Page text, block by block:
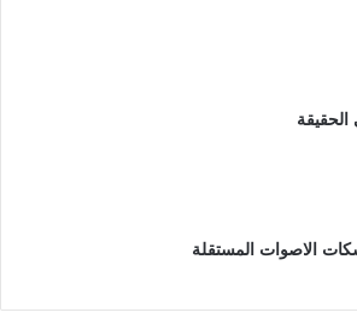
الحقيقة
الاصوات المستقلة